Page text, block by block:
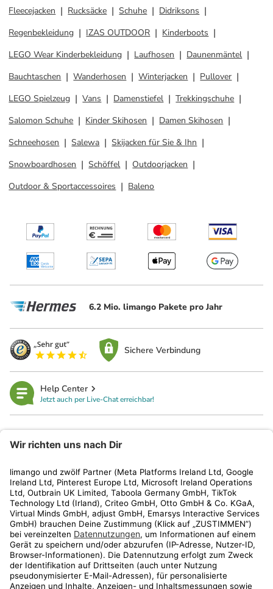
Fleecejacken
Rucksäcke Schuhe
Didriksons
Regenbekleidung
IZAS OUTDOOR
Kinderboots
LEGO Wear Kinderbekleidung
Laufhosen
Daunenmäntel
Bauchtaschen
Wanderhosen Winterjacken
Pullover
LEGO Spielzeug
Vans Damenstiefel
Trekkingschuhe
Salomon Schuhe
Kinder Skihosen
Damen Skihosen
Schneehosen
Salewa
Skijacken für Sie & Ihn
Snowboardhosen
Schöffel
Outdoorjacken
Outdoor & Sportaccessoires
Baleno
6.2 Mio. limango Pakete pro Jahr
Sichere Verbindung
Help Center
Jetzt auch per Live-Chat erreichbar!
Kundenservice
Shop
Aktionen
Travel